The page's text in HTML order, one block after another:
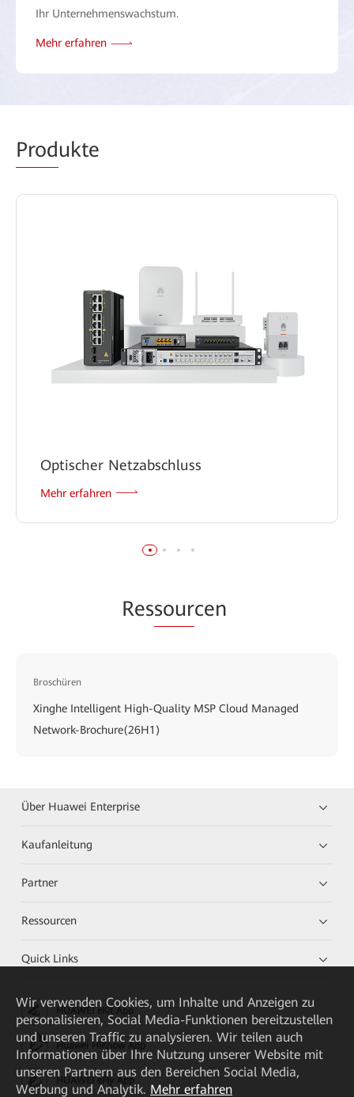
Ihr Unternehmenswachstum.
Mehr erfahren
Produkte
Optischer Netzabschluss
Mehr erfahren
Ressourcen
Broschüren
Xinghe Intelligent High-Quality MSP Cloud Managed
Network-Brochure(26H1)
Über Huawei Enterprise
Kaufanleitung
Partner
Ressourcen
Quick Links
HUAWEI eKit App
Huawei HiKnow App
HUAWEI eFly App
Wir verwenden Cookies, um Inhalte und Anzeigen zu
personalisieren, Social Media-Funktionen bereitzustellen
und unseren Traffic zu analysieren. Wir teilen auch
Informationen über Ihre Nutzung unserer Website mit
unseren Partnern aus den Bereichen Social Media,
Werbung und Analytik. Mehr erfahren